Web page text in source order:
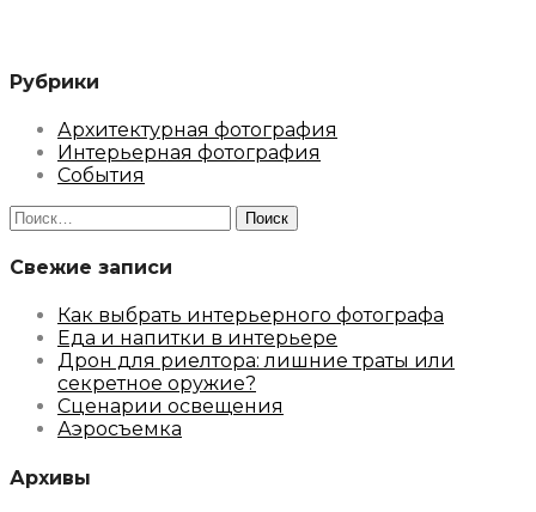
Рубрики
Архитектурная фотография
Интерьерная фотография
События
Найти:
Свежие записи
Как выбрать интерьерного фотографа
Еда и напитки в интерьере
Дрон для риелтора: лишние траты или
секретное оружие?
Сценарии освещения
Аэросъемка
Архивы